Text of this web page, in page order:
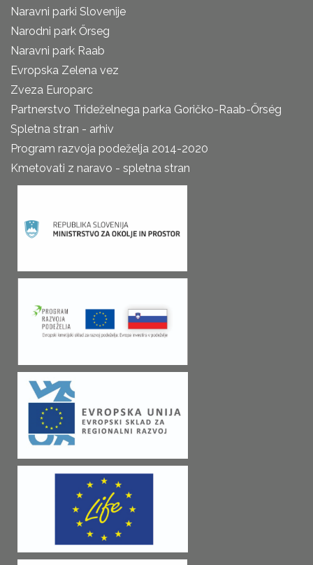
Naravni parki Slovenije
Narodni park Őrseg
Naravni park Raab
Evropska Zelena vez
Zveza Europarc
Partnerstvo Trideželnega parka Goričko-Raab-Őrség
Spletna stran - arhiv
Program razvoja podeželja 2014-2020
Kmetovati z naravo - spletna stran